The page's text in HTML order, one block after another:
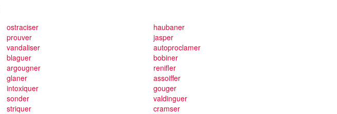
ostraciser
prouver
vandaliser
blaguer
argougner
glaner
intoxiquer
sonder
striquer
haubaner
jasper
autoproclamer
bobiner
renifler
assoiffer
gouger
valdinguer
cramser